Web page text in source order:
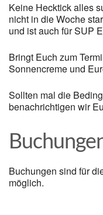
Keine Hecktick alles
nicht in die Woche
und ist auch für SUP
Bringt Euch zum
Sonnencreme und
Sollten mal die
benachrichtigen wir
Buchungen sind für
möglich.